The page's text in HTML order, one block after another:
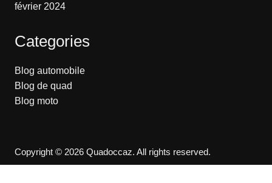
février 2024
Categories
Blog automobile
Blog de quad
Blog moto
Copyright © 2026 Quadoccaz. All rights reserved.